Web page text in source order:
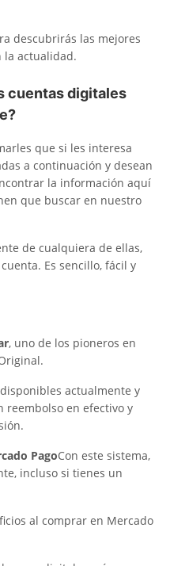
descubrirás las mejores
la actualidad.
cuentas digitales
que si les interesa
a continuación y desean
la información aquí
que buscar en nuestro
de cualquiera de ellas,
Es sencillo, fácil y
, uno de los pioneros en
actualmente y
reembolso en efectivo y
PagoCon este sistema,
incluso si tienes un
al comprar en Mercado